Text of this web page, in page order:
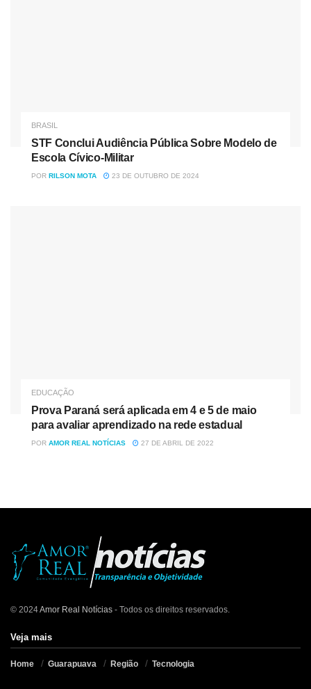
BRASIL
STF Conclui Audiência Pública Sobre Modelo de
Escola Cívico-Militar
POR RILSON MOTA 23 DE OUTUBRO DE 2024
EDUCAÇÃO
Prova Paraná será aplicada em 4 e 5 de maio
para avaliar aprendizado na rede estadual
POR AMOR REAL NOTÍCIAS 27 DE ABRIL DE 2022
© 2024Amor Real Notícias - Todos os direitos reservados.
Veja mais
Home Guarapuava Região Tecnologia